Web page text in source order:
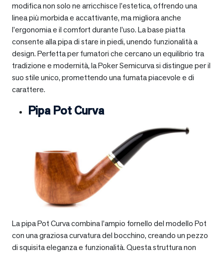
modifica non solo ne arricchisce l’estetica, offrendo una
linea più morbida e accattivante, ma migliora anche
l’ergonomia e il comfort durante l’uso. La base piatta
consente alla pipa di stare in piedi, unendo funzionalità a
design. Perfetta per fumatori che cercano un equilibrio tra
tradizione e modernità, la Poker Semicurva si distingue per il
suo stile unico, promettendo una fumata piacevole e di
carattere.
Pipa Pot Curva
La pipa Pot Curva combina l’ampio fornello del modello Pot
con una graziosa curvatura del bocchino, creando un pezzo
di squisita eleganza e funzionalità. Questa struttura non